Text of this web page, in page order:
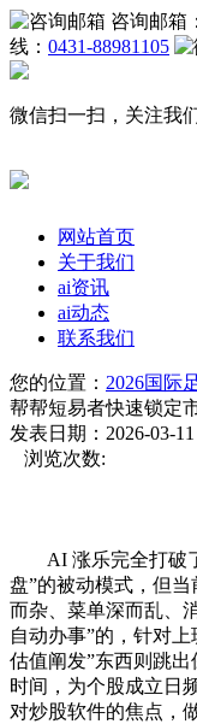
咨询邮箱：
线： 0431-88981105
微信扫一扫，关注我
网站首页
关于我们
ai资讯
ai动态
联系我们
您的位置： 2026国际
帮帮短易者快速锁定
发表日期：2026-03-
浏览次数:
AI 涨乐完全打破了
盘”的被动模式，但
而杂、菜单深而乱、
自动办事”的，针对
估值阐发”东西则跳
时间，为个股成立日
对炒股软件的焦点，